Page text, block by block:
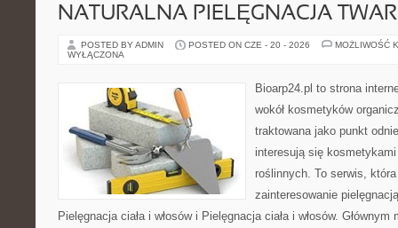
NATURALNA PIELĘGNACJA
POSTED BY ADMIN POSTED ON CZE - 20 - 2026
MOŻLIWOŚĆ
WYŁĄCZONA
Bioarp24.pl to strona
wokół kosmetyków
traktowana jako punkt
interesują się
roślinnych. To serwis,
zainteresowanie
Pielęgnacja ciała i włosów i Pielęgnacja ciała i włosów.